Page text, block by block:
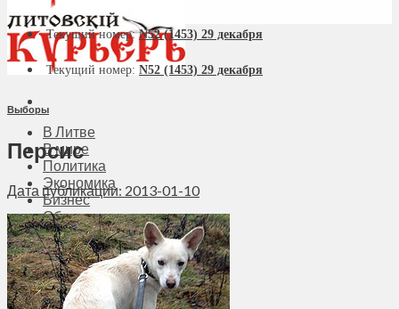
В Литве
В мире
Политика
Экономика
Бизнес
Общество
Мнения
Вильнюс
Клайпеда
Висагинас
Регионы
Текущий номер:N52 (1453) 29 декабря
Текущий номер: N52 (1453) 29 декабря
Выборы
Персис
Дата публикации: 2013-01-10